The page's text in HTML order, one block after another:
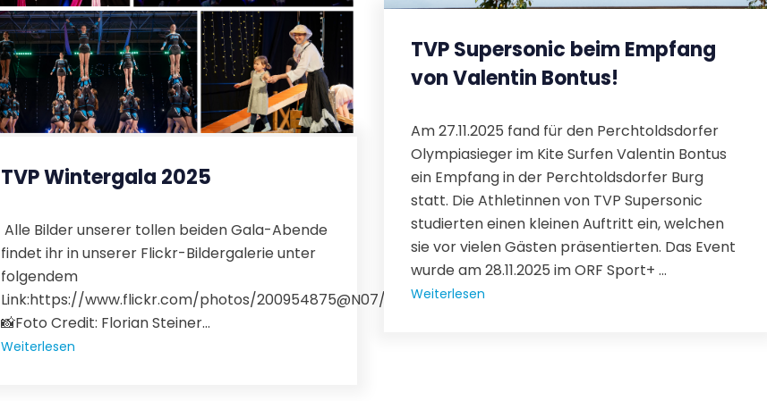
TVP Wintergala 2025
Alle Bilder unserer tollen beiden Gala-Abende
findet ihr in unserer Flickr-Bildergalerie unter
folgendem
Link:https://www.flickr.com/photos/200954875@N07/albums/
📸Foto Credit: Florian Steiner...
Weiterlesen
TVP Supersonic beim Empfang
von Valentin Bontus!
Am 27.11.2025 fand für den Perchtoldsdorfer
Olympiasieger im Kite Surfen Valentin Bontus
ein Empfang in der Perchtoldsdorfer Burg
statt. Die Athletinnen von TVP Supersonic
studierten einen kleinen Auftritt ein, welchen
sie vor vielen Gästen präsentierten. Das Event
wurde am 28.11.2025 im ORF Sport+ ...
Weiterlesen